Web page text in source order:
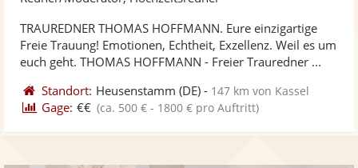
TRAUREDNER THOMAS HOFFMANN. Eure einzigartige
Freie Trauung! Emotionen, Echtheit, Exzellenz. Weil es um
euch geht. THOMAS HOFFMANN - Freier Trauredner ...
Standort: Heusenstamm (DE) - 147 km von Kassel
Gage: €€ (ca. 500 € - 1800 € pro Auftritt)